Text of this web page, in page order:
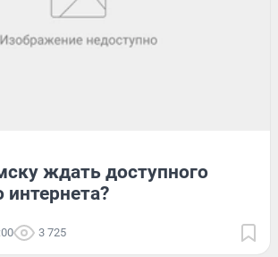
ждать доступного
3 725